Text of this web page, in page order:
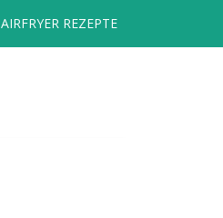
AIRFRYER REZEPTE